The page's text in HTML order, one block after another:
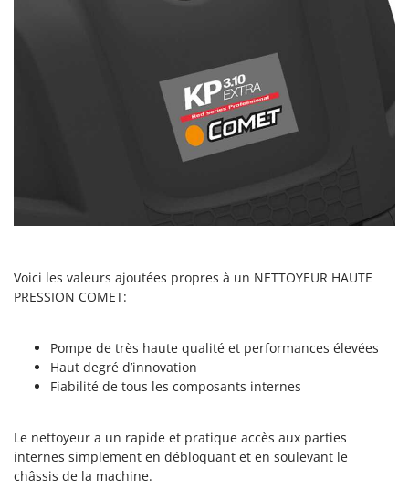
Pramac
R
Rato
Reber
Redback
Ribimex
Ripartrak
Voici les valeurs ajoutées propres à un NETTOYEUR HAUTE
PRESSION COMET:
Pompe de très haute qualité et performances élevées
Haut degré d’innovation
Fiabilité de tous les composants internes
Le nettoyeur a un rapide et pratique accès aux parties
internes simplement en débloquant et en soulevant le
châssis de la machine.